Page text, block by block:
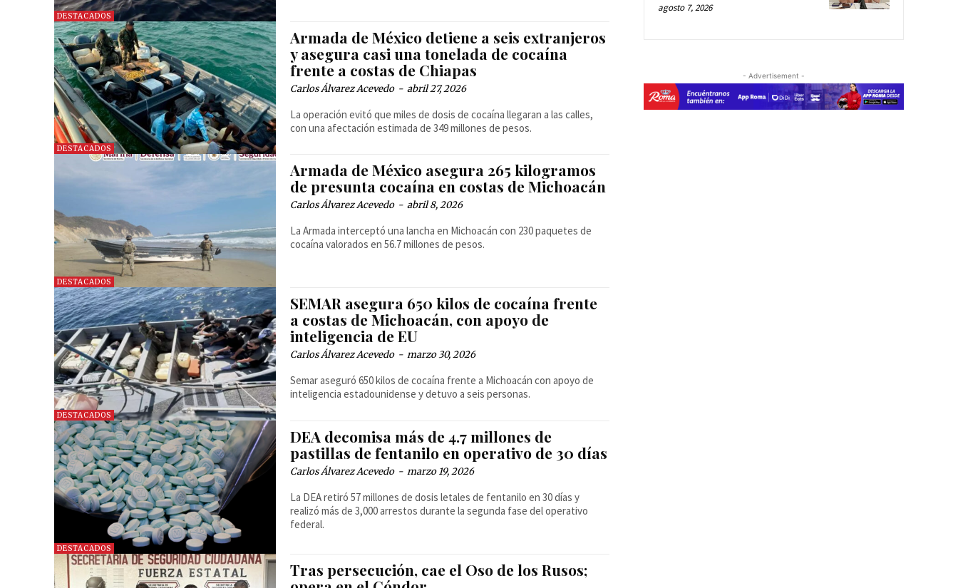
DESTACADOS
DESTACADOS
Armada de México detiene a seis extranjeros
y asegura casi una tonelada de cocaína
frente a costas de Chiapas
Carlos Álvarez Acevedo - abril 27, 2026
La operación evitó que miles de dosis de cocaína llegaran a las calles,
con una afectación estimada de 349 millones de pesos.
DESTACADOS
Armada de México asegura 265 kilogramos
de presunta cocaína en costas de Michoacán
Carlos Álvarez Acevedo - abril 8, 2026
La Armada interceptó una lancha en Michoacán con 230 paquetes de
cocaína valorados en 56.7 millones de pesos.
DESTACADOS
SEMAR asegura 650 kilos de cocaína frente
a costas de Michoacán, con apoyo de
inteligencia de EU
Carlos Álvarez Acevedo - marzo 30, 2026
Semar aseguró 650 kilos de cocaína frente a Michoacán con apoyo de
inteligencia estadounidense y detuvo a seis personas.
DESTACADOS
DEA decomisa más de 4.7 millones de
pastillas de fentanilo en operativo de 30 días
Carlos Álvarez Acevedo - marzo 19, 2026
La DEA retiró 57 millones de dosis letales de fentanilo en 30 días y
realizó más de 3,000 arrestos durante la segunda fase del operativo
federal.
Tras persecución, cae el Oso de los Rusos;
agosto 7, 2026
- Advertisement -